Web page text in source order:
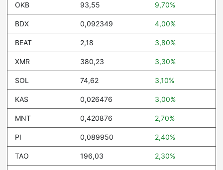
OKB 93,55 9,70%
BDX 0,092349 4,00%
BEAT 2,18 3,80%
XMR 380,23 3,30%
SOL 74,62 3,10%
KAS 0,026476 3,00%
MNT 0,420876 2,70%
PI 0,089950 2,40%
TAO 196,03 2,30%